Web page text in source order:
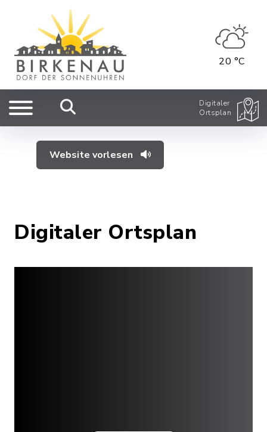
20 °C
Digitaler
Ortsplan
Website vorlesen
Digitaler Ortsplan